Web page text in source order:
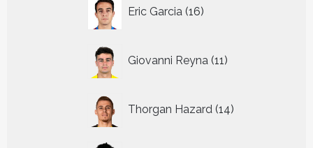
Eric Garcia 16
producten
Giovanni Reyna 11
producten
Thorgan Hazard 14
producten